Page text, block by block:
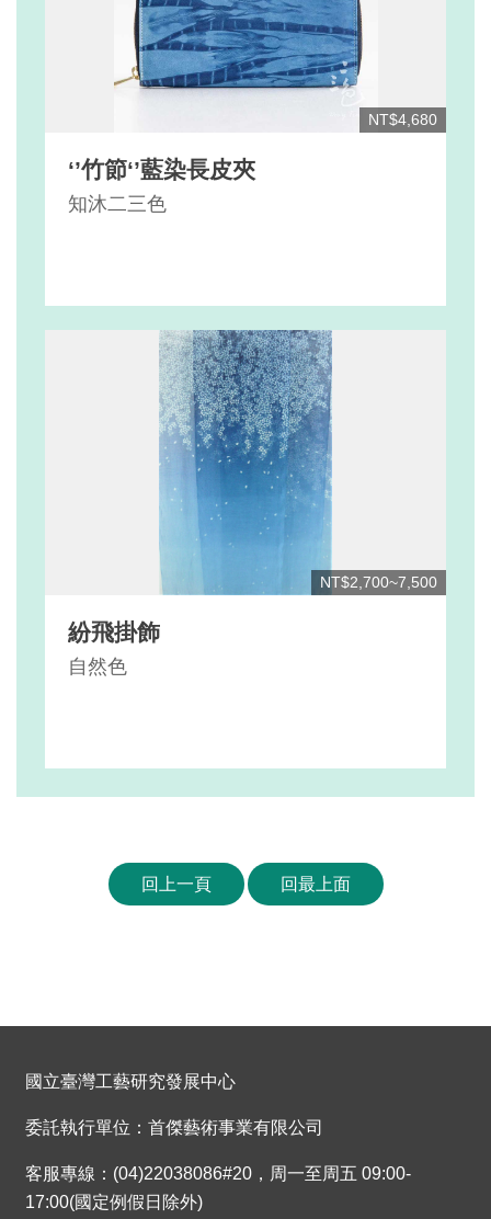
NT$4,680
‘’竹節‘’藍染長皮夾
知沐二三色
NT$2,700~7,500
紛飛掛飾
自然色
回上一頁 回最上面
國立臺灣工藝研究發展中心
委託執行單位：首傑藝術事業有限公司
客服專線：(04)22038086#20，周一至周五 09:00-
17:00(國定例假日除外)